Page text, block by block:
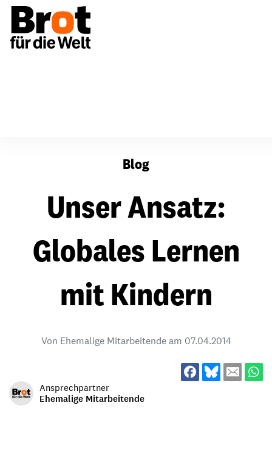
Blog
Unser Ansatz:
Globales Lernen
mit Kindern
Von Ehemalige Mitarbeitende am 07.04.2014
Ansprechpartner
Ehemalige Mitarbeitende